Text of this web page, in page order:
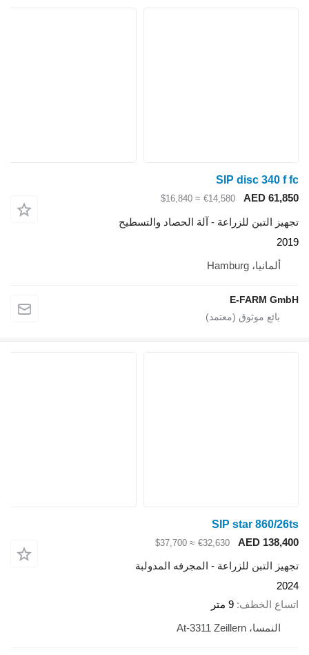
SIP disc 340 f fc
AED 61,850
€14,580
≈ $16,840
تجهيز التبن للزراعة - آلة الحصاد والتسطيح
2019
ألمانيا، Hamburg
E-FARM GmbH
SIP star 860/26ts
AED 138,400
€32,630
≈ $37,700
تجهيز التبن للزراعة - المجرفه المدولبة
2024
اتساع الخطف 9 متر
النمسا، At-3311 Zeillern